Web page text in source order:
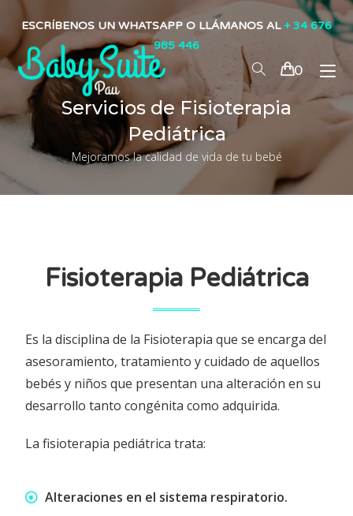
ESCRÍBENOS UN WHATSAPP O LLÁMANOS AL + 34 676
985 446
0
Servicios de Fisioterapia
Pediátrica
Mejoramos la calidad de vida de tu bebé
Fisioterapia Pediátrica
Es la disciplina de la Fisioterapia que se encarga del
asesoramiento, tratamiento y cuidado de aquellos
bebés y niños que presentan una alteración en su
desarrollo tanto congénita como adquirida.
La fisioterapia pediátrica trata:
Alteraciones en el sistema respiratorio.